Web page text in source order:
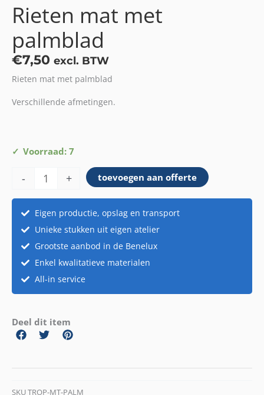
Rieten mat met
palmblad
€7,50 excl. BTW
Rieten mat met palmblad
Verschillende afmetingen.
Voorraad: 7
-
Rieten
met
aantal
+ toevoegen aan offerte
Eigen productie, opslag en transport
Unieke stukken uit eigen atelier
Grootste aanbod in de Benelux
Enkel kwalitatieve materialen
All-in service
Deel dit item
SKUTROP-MT-PALM